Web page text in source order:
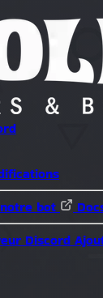
bot
Discord